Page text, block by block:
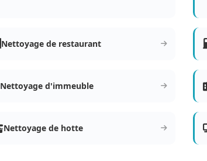
Nettoyage de restaurant
Nettoyage d'immeuble
Nettoyage de hotte